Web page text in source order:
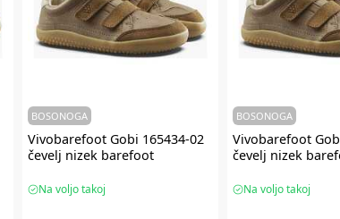
BOSONOGA
Vivobarefoot Gobi 165434-02
čevelj nizek barefoot
Na voljo takoj
BOSONOGA
Vivobarefoot
čevelj nizek
Na voljo takoj